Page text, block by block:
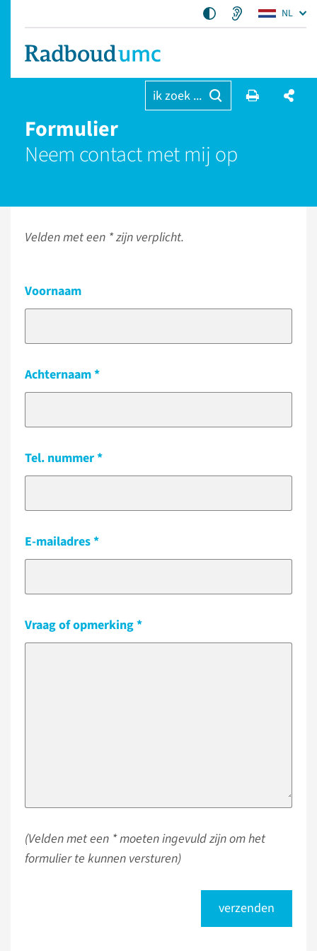
NL
ik zoek ...
Formulier
Neem contact met mij op
Velden met een * zijn verplicht.
Voornaam
Achternaam
Tel. nummer
E-mailadres
Vraag of opmerking
(Velden met een * moeten ingevuld zijn om het
formulier te kunnen versturen)
verzenden